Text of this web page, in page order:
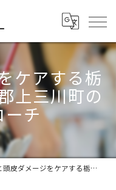
ケアする栃
上三川町の
ーチ
メージをケアする栃木県宇都宮市河内郡上三川町の最新アプローチ